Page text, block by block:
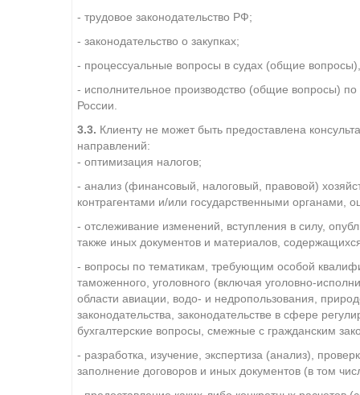
- трудовое законодательство РФ;
- законодательство о закупках;
- процессуальные вопросы в судах (общие
- исполнительное производство (общие вопросы)
России.
3.3. Клиенту не может быть предоставлена
направлений:
- оптимизация налогов;
- анализ (финансовый, налоговый, правовой)
контрагентами и/или государственными органами,
- отслеживание изменений, вступления в силу,
также иных документов и материалов,
- вопросы по тематикам, требующим особой
таможенного, уголовного (включая уголовно-
области авиации, водо- и недропользования,
законодательства, законодательстве в сфере
бухгалтерские вопросы, смежные с гражданским
- разработка, изучение, экспертиза (анализ),
заполнение договоров и иных документов (в том